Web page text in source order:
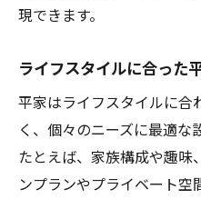
現できます。
ライフスタイルに合った
平家はライフスタイルに合
く、個々のニーズに最適な
たとえば、家族構成や趣味
ンプランやプライベート